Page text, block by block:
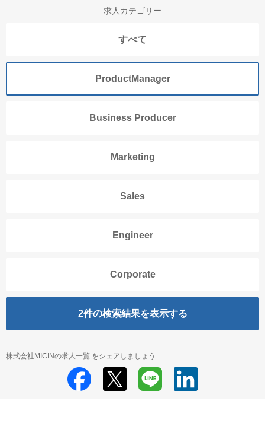
求人カテゴリー
すべて
ProductManager
Business Producer
Marketing
Sales
Engineer
Corporate
2件の検索結果を表示する
株式会社MICINの求人一覧 をシェアしましょう